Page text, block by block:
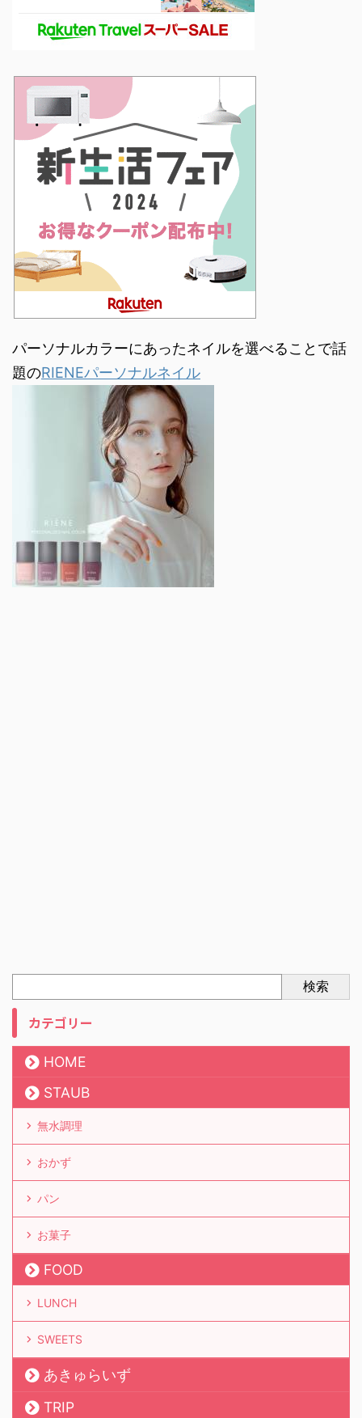
パーソナルカラーにあったネイルを選べることで話
題のRIENEパーソナルネイル
検索
カテゴリー
HOME
STAUB
無水調理
おかず
パン
お菓子
FOOD
LUNCH
SWEETS
あきゅらいず
TRIP